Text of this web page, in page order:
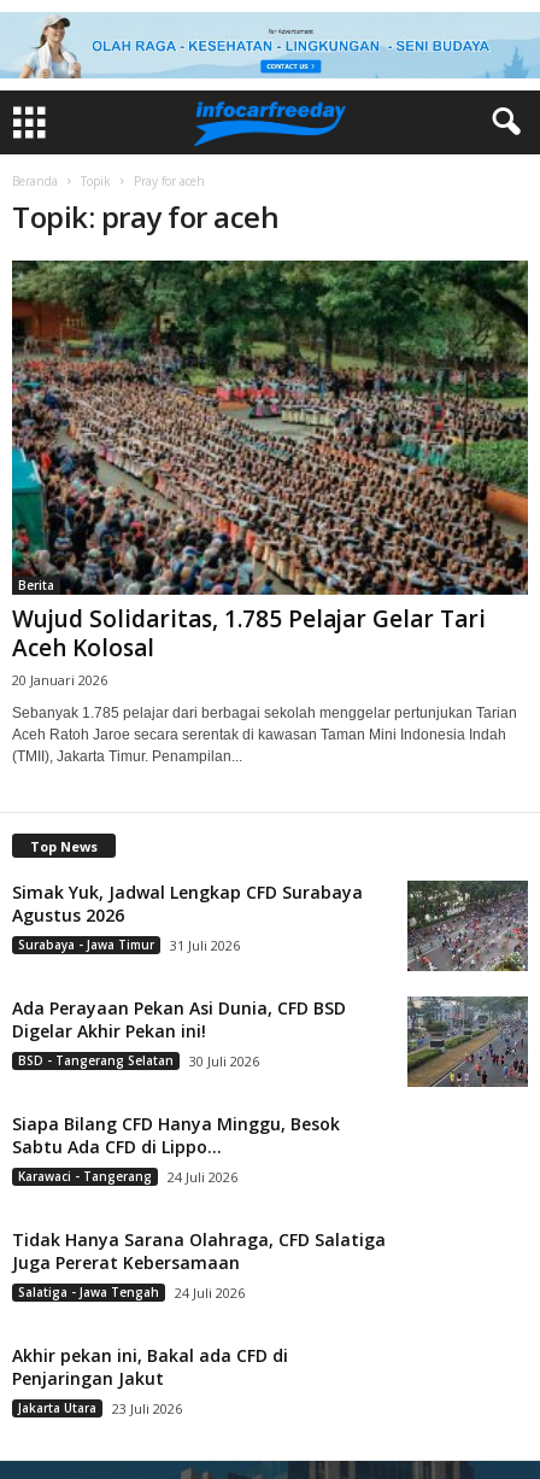
Beranda Topik Pray for aceh
Topik: pray for aceh
Berita
Wujud Solidaritas, 1.785 Pelajar Gelar Tari
Aceh Kolosal
20 Januari 2026
Sebanyak 1.785 pelajar dari berbagai sekolah menggelar pertunjukan Tarian
Aceh Ratoh Jaroe secara serentak di kawasan Taman Mini Indonesia Indah
(TMII), Jakarta Timur. Penampilan...
Top News
Simak Yuk, Jadwal Lengkap CFD Surabaya
Agustus 2026
Surabaya - Jawa Timur 31 Juli 2026
Ada Perayaan Pekan Asi Dunia, CFD BSD
Digelar Akhir Pekan ini!
BSD - Tangerang Selatan 30 Juli 2026
Siapa Bilang CFD Hanya Minggu, Besok
Sabtu Ada CFD di Lippo...
Karawaci - Tangerang 24 Juli 2026
Tidak Hanya Sarana Olahraga, CFD Salatiga
Juga Pererat Kebersamaan
Salatiga - Jawa Tengah 24 Juli 2026
Akhir pekan ini, Bakal ada CFD di
Penjaringan Jakut
Jakarta Utara 23 Juli 2026